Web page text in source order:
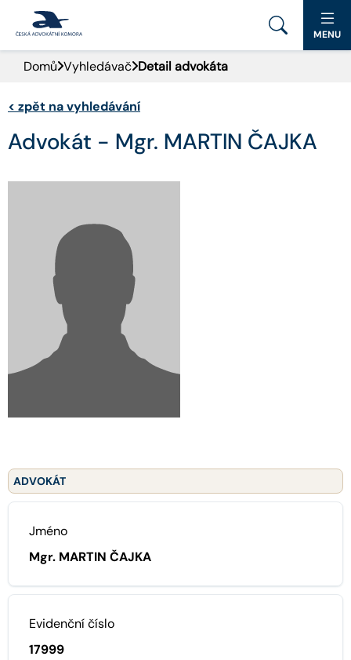
PORTÁL ČAK
DOMŮ
AKTUALITY
PRO VEŘEJNOST
ADVOKÁTNÍ DENÍK
KONTAKT
MENU
Domů Vyhledávač Detail advokáta
< zpět na vyhledávání
Advokát - Mgr. MARTIN ČAJKA
ADVOKÁT
Jméno
Mgr. MARTIN ČAJKA
Evidenční číslo
17999